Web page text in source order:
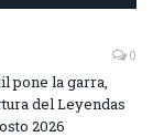
0
pone la garra,
del Leyendas
2026